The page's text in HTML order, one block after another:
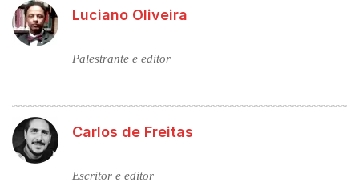
Luciano Oliveira
Palestrante e editor
Carlos de Freitas
Escritor e editor